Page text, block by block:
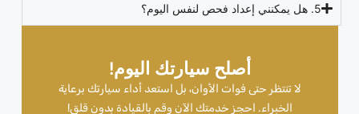
أصلح سيارتك اليوم!
لا تنتظر حتى فوات الأوان، بل استعد أداء سيارتك برعاية
الخبراء. احجز خدمتك الآن وقم بالقيادة بدون قلق!
5. هل يمكنني إعداد فحص لنفس اليوم؟